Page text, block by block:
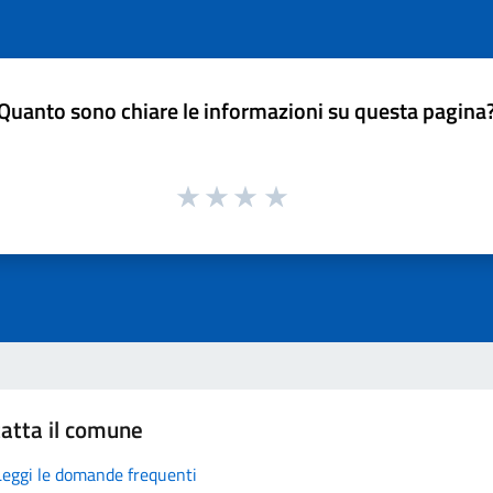
sono chiare le informazioni su questa
il comune
le domande frequenti